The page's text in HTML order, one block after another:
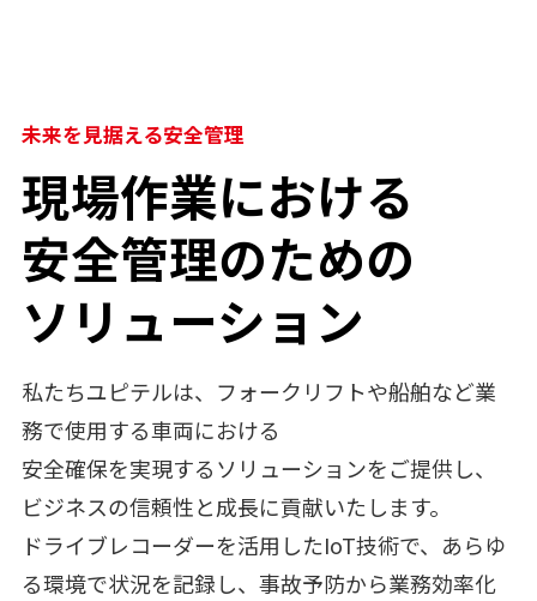
未来を見据える安全管理
現場作業における
安全管理のための
ソリューション
私たちユピテルは、フォークリフトや船舶など業
務で使用する車両における
安全確保を実現するソリューションをご提供し、
ビジネスの信頼性と成長に貢献いたします。
ドライブレコーダーを活用したIoT技術で、あらゆ
る環境で状況を記録し、事故予防から業務効率化